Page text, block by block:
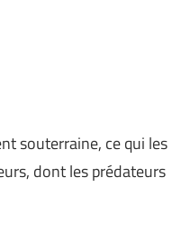
souterraine, ce qui les
dont les prédateurs